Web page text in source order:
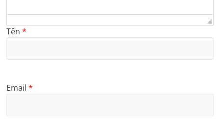
Tên*
Email*